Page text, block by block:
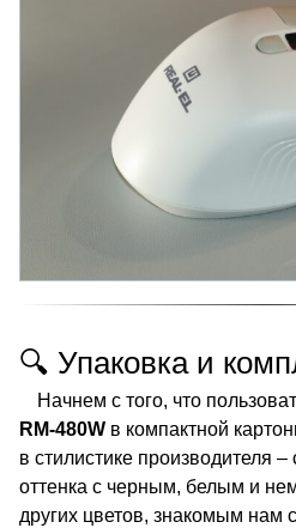
🔍 Упаковка и
Начнем с того, что
RM-480W в компактной
в стилистике производителя
оттенка с черным, белым и
других цветов, знакомым нам